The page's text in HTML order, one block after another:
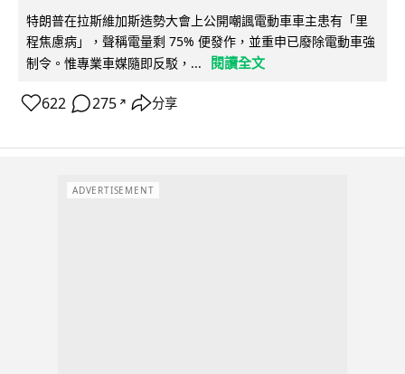
特朗普在拉斯維加斯造勢大會上公開嘲諷電動車車主患有「里
程焦慮病」，聲稱電量剩 75% 便發作，並重申已廢除電動車強
制令。惟專業車媒隨即反駁，...
閱讀全文
622 275 ↗ 分享
ADVERTISEMENT